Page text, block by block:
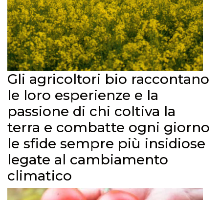
Gli agricoltori bio raccontano
le loro esperienze e la
passione di chi coltiva la
terra e combatte ogni giorno
le sfide sempre più insidiose
legate al cambiamento
climatico